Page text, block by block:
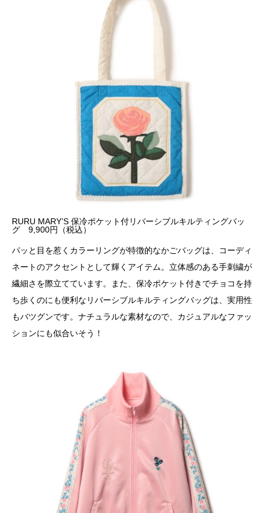
RURU MARY’S 保冷ポケット付リバーシブルキルティングバッ
グ 9,900円（税込）
パッと目を惹くカラーリングが特徴的なかごバッグは、コーディ
ネートのアクセントとして輝くアイテム。立体感のある手刺繍が
繊細さを際立てています。また、保冷ポケット付きでチョコを持
ち歩くのにも便利なリバーシブルキルティングバッグは、実用性
もバツグンです。ナチュラルな素材なので、カジュアルなファッ
ションにも似合いそう！